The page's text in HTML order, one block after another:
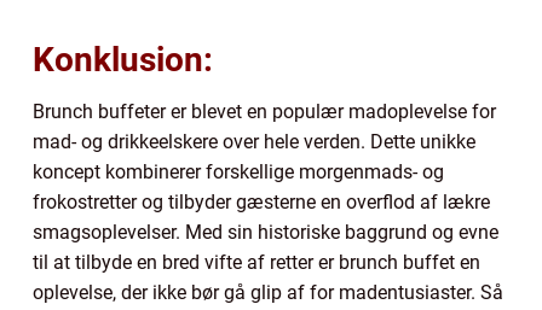
Konklusion:
Brunch buffeter er blevet en populær madoplevelse for
mad- og drikkeelskere over hele verden. Dette unikke
koncept kombinerer forskellige morgenmads- og
frokostretter og tilbyder gæsterne en overflod af lækre
smagsoplevelser. Med sin historiske baggrund og evne
til at tilbyde en bred vifte af retter er brunch buffet en
oplevelse, der ikke bør gå glip af for madentusiaster. Så